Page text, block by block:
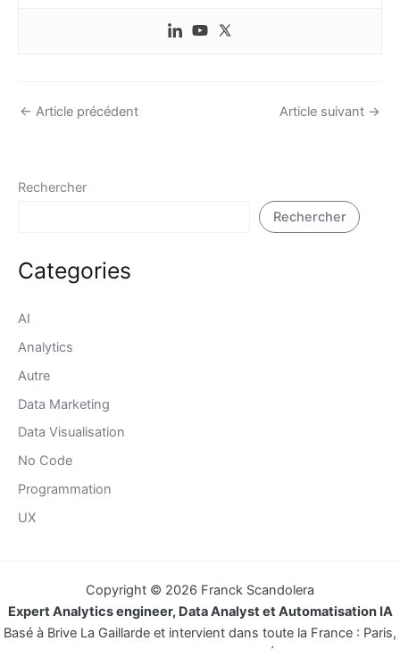
← Article précédent Article suivant →
Rechercher
Rechercher
Categories
AI
Analytics
Autre
Data Marketing
Data Visualisation
No Code
Programmation
UX
Copyright © 2026 Franck Scandolera
Expert Analytics engineer, Data Analyst et Automatisation IA
Basé à Brive La Gaillarde et intervient dans toute la France : Paris,